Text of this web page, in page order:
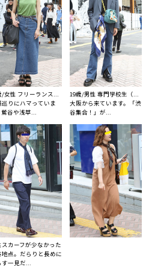
/女性 フリーランス...
巡りにハマっていま
鶯谷や浅草...
19歳/男性 専門学校生（...
大阪から来ています。「渋
谷集合！」が...
スカーフが少なかった
地点。だらりと長めに
す一見だ...